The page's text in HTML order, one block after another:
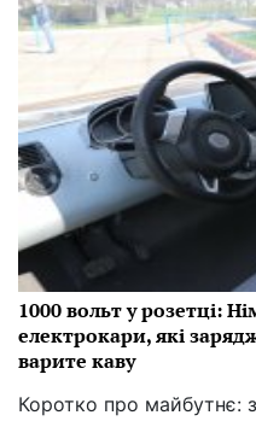
1000 вольт у розетці:
електрокари, які
варите каву
Коротко про майбутнє: